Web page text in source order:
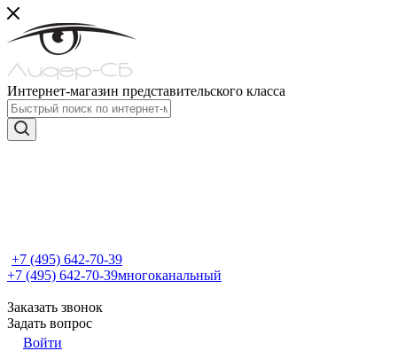
Интернет-магазин представительского класса
+7 (495) 642-70-39
+7 (495) 642-70-39многоканальный
Заказать звонок
Задать вопрос
Войти